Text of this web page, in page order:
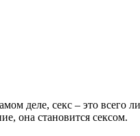
деле, секс – это всего
она становится сексом.